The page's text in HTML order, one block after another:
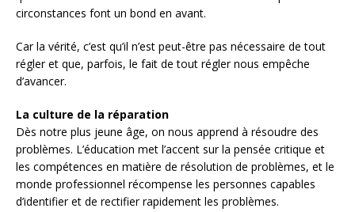
circonstances font un bond en avant.
Car la vérité, c’est qu’il n’est peut-être pas nécessaire de tout
régler et que, parfois, le fait de tout régler nous empêche
d’avancer.
La culture de la réparation
Dès notre plus jeune âge, on nous apprend à résoudre des
problèmes. L’éducation met l’accent sur la pensée critique et
les compétences en matière de résolution de problèmes, et le
monde professionnel récompense les personnes capables
d’identifier et de rectifier rapidement les problèmes.